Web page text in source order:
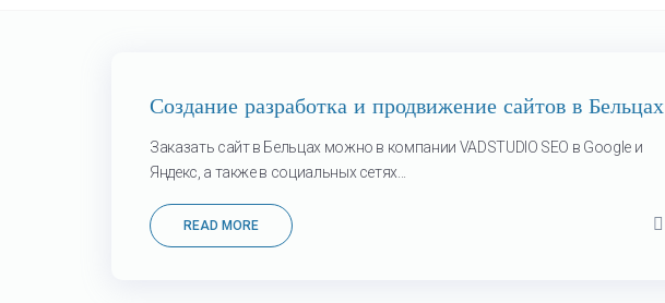
19
Создание разработка и продвижение сайтов в Бельцах
Заказать сайт в Бельцах можно в компании VADSTUDIO SEO в Google и
Яндекс, а также в социальных сетях...
READ MORE